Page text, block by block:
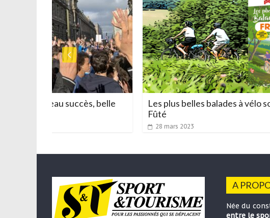
beau succès, belle
Les plus belles balades à vélo sont dans
28 mars 2023
A
Née du
entre le